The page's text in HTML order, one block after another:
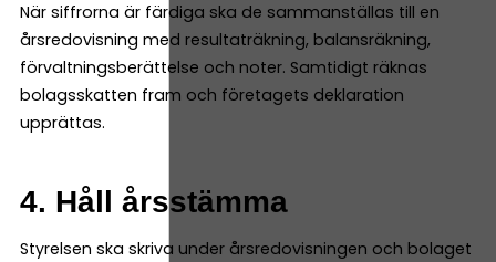
När siffrorna är färdiga ska de sammanställas till en
årsredovisning med resultaträkning, balansräkning,
förvaltningsberättelse och noter. Samtidigt räknas
bolagsskatten fram och företagets deklaration
upprättas.
4. Håll årsstämma
Styrelsen ska skriva under årsredovisningen och bolaget